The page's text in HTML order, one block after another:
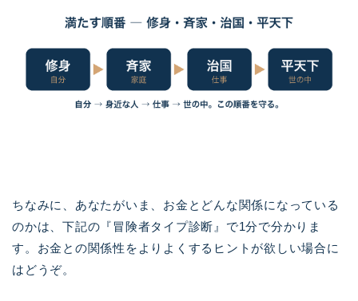
ちなみに、あなたがいま、お金とどんな関係になっている
のかは、下記の『冒険者タイプ診断』で1分で分かりま
す。お金との関係性をよりよくするヒントが欲しい場合に
はどうぞ。